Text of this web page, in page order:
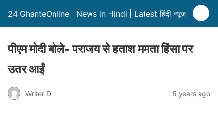
24 GhanteOnline | News in Hindi | Latest हिंदी न्यूज़
पीएम मोदी बोले- पराजय से हताश ममता हिंसा पर
उतर आईं
Writer D 5 years ago